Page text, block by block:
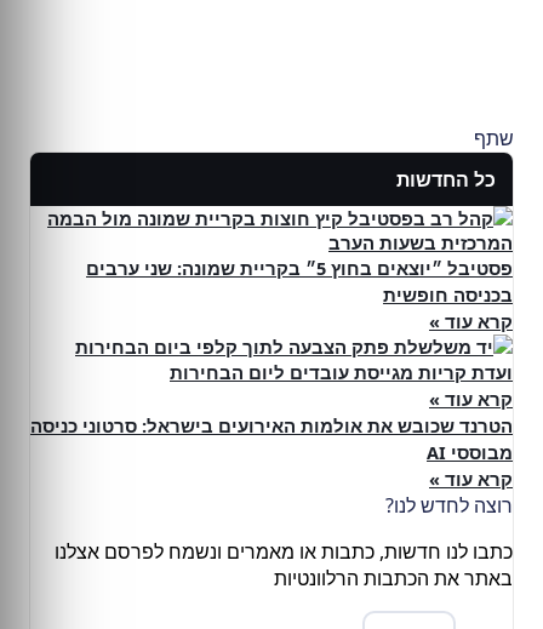
שתף
כל החדשות
פסטיבל ״יוצאים בחוץ 5״ בקריית שמונה: שני ערבים
בכניסה חופשית
קרא עוד »
ועדת קריות מגייסת עובדים ליום הבחירות
קרא עוד »
הטרנד שכובש את אולמות האירועים בישראל: סרטוני כניסה
מבוססי AI
קרא עוד »
רוצה לחדש לנו?
כתבו לנו חדשות, כתבות או מאמרים ונשמח לפרסם אצלנו
באתר את הכתבות הרלוונטיות